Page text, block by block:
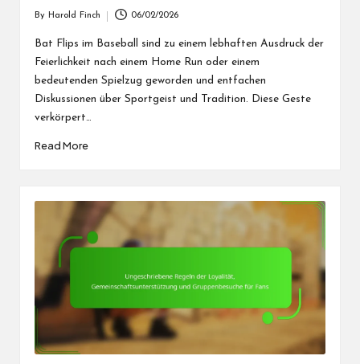
by
By Harold Finch 06/02/2026
Bat Flips im Baseball sind zu einem lebhaften Ausdruck der
Feierlichkeit nach einem Home Run oder einem
bedeutenden Spielzug geworden und entfachen
Diskussionen über Sportgeist und Tradition. Diese Geste
verkörpert…
Read More